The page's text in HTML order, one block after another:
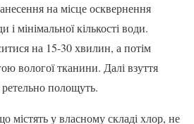
на місце осквернення
мінімальної кількості води.
на 15-30 хвилин, а потім
вологої тканини. Далі взуття
полощуть.
містять у власному складі хлор, не